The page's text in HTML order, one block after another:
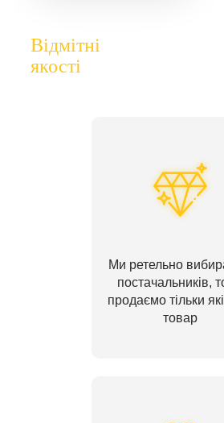
Відмітні
якості
Ми ретельно
постачальників,
продаємо тільки
товар